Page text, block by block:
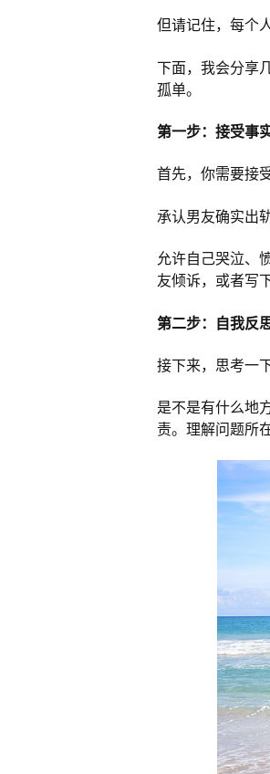
但请记住，每个
下面，我会分享
孤单。
第一步：接受事
首先，你需要接
承认男友确实出
允许自己哭泣、
友倾诉，或者写
第二步：自我反
接下来，思考一
是不是有什么地
责。理解问题所